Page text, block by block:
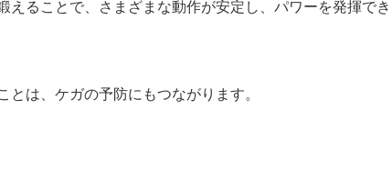
えることで、さまざまな動作が安定し、パワーを発揮でき
は、ケガの予防にもつながります。